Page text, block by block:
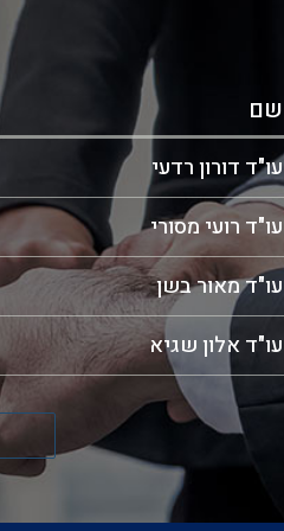
שם
עו"ד דורון רדעי
עו"ד רועי מסורי
עו"ד מאור בשן
עו"ד אלון שגיא